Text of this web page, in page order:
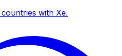
with Xe.